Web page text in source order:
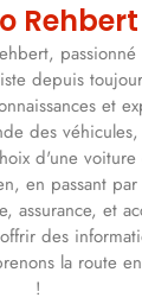
Rehbert
depuis
et
des
d'une
en passant
assurance, et
des
la route
!